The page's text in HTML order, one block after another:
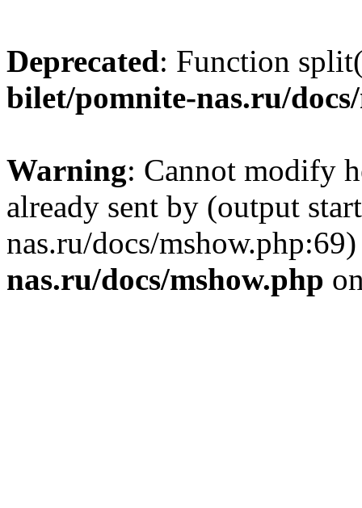
Deprecated: Function
bilet/pomnite-nas.ru/
Warning: Cannot modify
already sent by (output
nas.ru/docs/
nas.ru/docs/mshow.php